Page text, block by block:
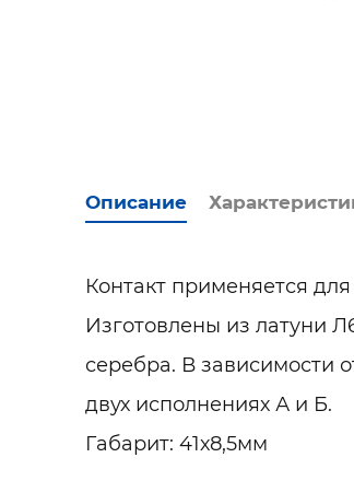
Описание
Контакт применяется
Изготовлены из латуни
серебра. В зависимости
двух исполнениях А и Б.
Габарит: 41х8,5мм